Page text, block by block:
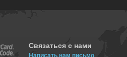
Связаться с нами
Написать нам письмо